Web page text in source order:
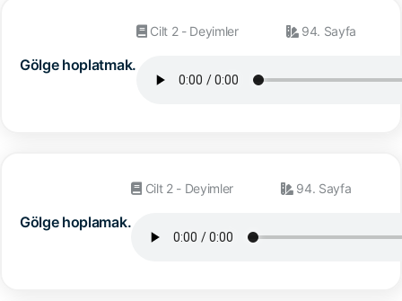
Gölge hoplatmak.
Cilt 2 - Deyimler 94. Sayfa
Gölge hoplamak.
Cilt 2 - Deyimler 94. Sayfa